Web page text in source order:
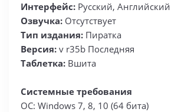
Интерфейс: Русский, Английский
Озвучка: Отсутствует
Тип издания: Пиратка
Версия: v r35b Последняя
Таблетка: Вшита
Системные требования
ОС: Windows 7, 8, 10 (64 бита)